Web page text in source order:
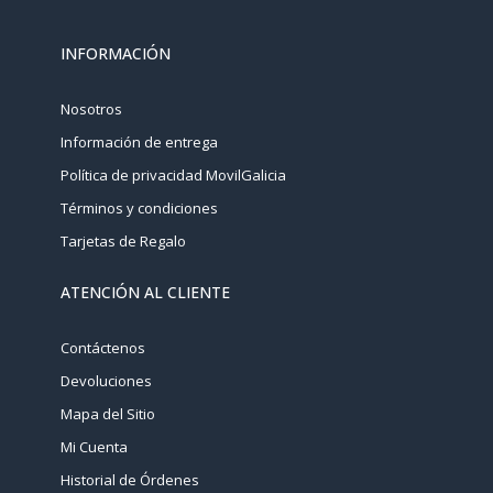
INFORMACIÓN
Nosotros
Información de entrega
Política de privacidad MovilGalicia
Términos y condiciones
Tarjetas de Regalo
ATENCIÓN AL CLIENTE
Contáctenos
Devoluciones
Mapa del Sitio
Mi Cuenta
Historial de Órdenes